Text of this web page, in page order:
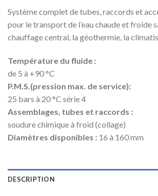
Système complet de tubes, raccords et
pour le transport de l’eau chaude et froide
chauffage central, la géothermie, la
Température du fluide :
de 5 à +90 °C
P.M.S.(pression max. de service):
25 bars à 20 °C série 4
Assemblages, tubes et raccords :
soudure chimique à froid (collage)
Diamètres disponibles : 16 à 160 mm
DESCRIPTION